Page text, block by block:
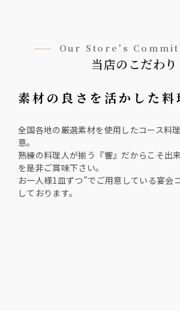
Our Store's
当店のこだわり
素材の良さを活かした料
全国各地の厳選素材を使用したコース料
意。
熟練の料理人が揃う『響』だからこそ出
を是非ご賞味下さい。
お一人様1皿ずつ”でご用意している宴会
しております。